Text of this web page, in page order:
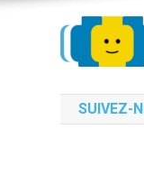
SUIVEZ-